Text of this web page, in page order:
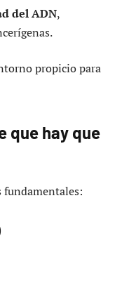
del ADN,
propicio para
que hay que
fundamentales: